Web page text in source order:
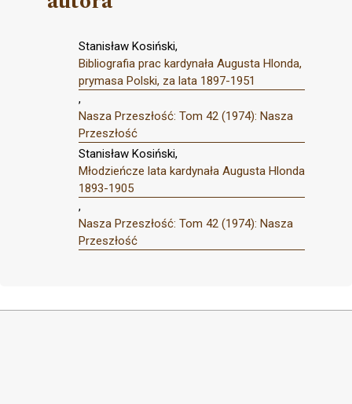
Stanisław Kosiński,
Bibliografia prac kardynała Augusta Hlonda,
prymasa Polski, za lata 1897-1951
,
Nasza Przeszłość: Tom 42 (1974): Nasza
Przeszłość
Stanisław Kosiński,
Młodzieńcze lata kardynała Augusta Hlonda
1893-1905
,
Nasza Przeszłość: Tom 42 (1974): Nasza
Przeszłość